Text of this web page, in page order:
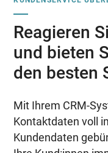
Reagieren
und bieten
den besten
Mit Ihrem CRM-
Kontaktdaten voll
Kundendaten